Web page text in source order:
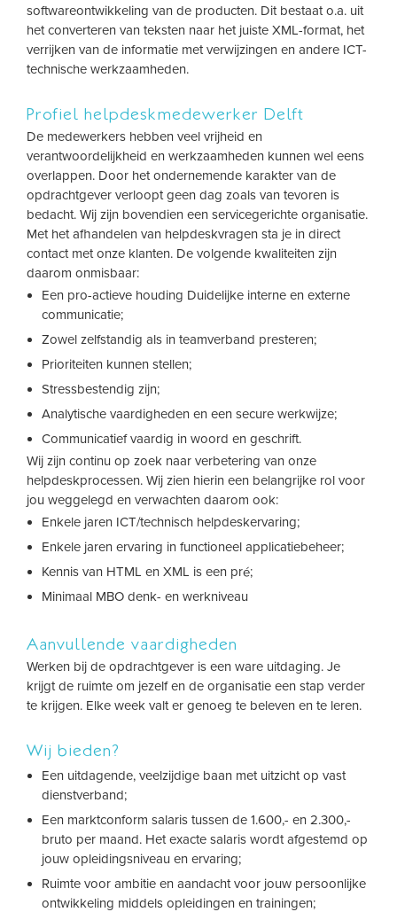
softwareontwikkeling van de producten. Dit bestaat o.a. uit
het converteren van teksten naar het juiste XML-format, het
verrijken van de informatie met verwijzingen en andere ICT-
technische werkzaamheden.
Profiel helpdeskmedewerker Delft
De medewerkers hebben veel vrijheid en
verantwoordelijkheid en werkzaamheden kunnen wel eens
overlappen. Door het ondernemende karakter van de
opdrachtgever verloopt geen dag zoals van tevoren is
bedacht. Wij zijn bovendien een servicegerichte organisatie.
Met het afhandelen van helpdeskvragen sta je in direct
contact met onze klanten. De volgende kwaliteiten zijn
daarom onmisbaar:
Een pro-actieve houding Duidelijke interne en externe
communicatie;
Zowel zelfstandig als in teamverband presteren;
Prioriteiten kunnen stellen;
Stressbestendig zijn;
Analytische vaardigheden en een secure werkwijze;
Communicatief vaardig in woord en geschrift.
Wij zijn continu op zoek naar verbetering van onze
helpdeskprocessen. Wij zien hierin een belangrijke rol voor
jou weggelegd en verwachten daarom ook:
Enkele jaren ICT/technisch helpdeskervaring;
Enkele jaren ervaring in functioneel applicatiebeheer;
Kennis van HTML en XML is een pré;
Minimaal MBO denk- en werkniveau
Aanvullende vaardigheden
Werken bij de opdrachtgever is een ware uitdaging. Je
krijgt de ruimte om jezelf en de organisatie een stap verder
te krijgen. Elke week valt er genoeg te beleven en te leren.
Wij bieden?
Een uitdagende, veelzijdige baan met uitzicht op vast
dienstverband;
Een marktconform salaris tussen de 1.600,- en 2.300,-
bruto per maand. Het exacte salaris wordt afgestemd op
jouw opleidingsniveau en ervaring;
Ruimte voor ambitie en aandacht voor jouw persoonlijke
ontwikkeling middels opleidingen en trainingen;